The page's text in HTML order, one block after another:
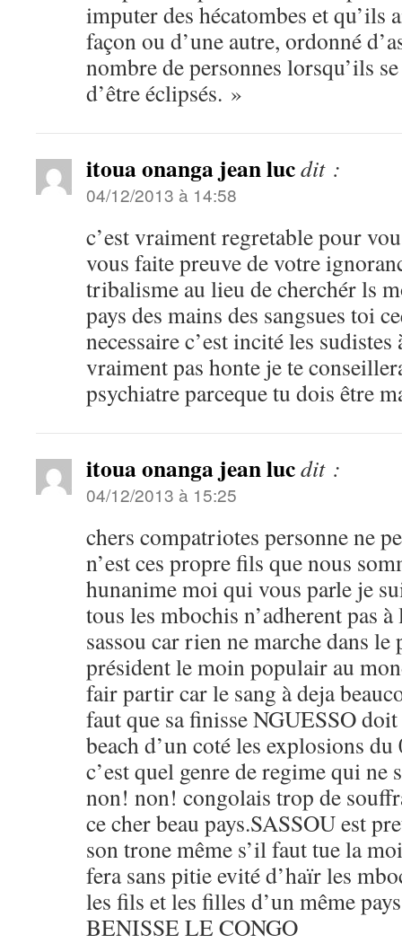
imputer des hécatombes et qu’ils
façon ou d’une autre, ordonné
nombre de personnes lorsqu’ils
d’être éclipsés. »
itoua onanga jean lucdit :
04/12/2013 à 14:58
c’est vraiment regretable pour
vous faite preuve de votre
tribalisme au lieu de cherchér ls
pays des mains des sangsues toi
necessaire c’est incité les sudistes
vraiment pas honte je te
psychiatre parceque tu dois être
itoua onanga jean lucdit :
04/12/2013 à 15:25
chers compatriotes personne ne
n’est ces propre fils que nous
hunanime moi qui vous parle je
tous les mbochis n’adherent pas
sassou car rien ne marche dans le
président le moin populair au
fair partir car le sang à deja
faut que sa finisse NGUESSO
beach d’un coté les explosions du
c’est quel genre de regime qui ne
non! non! congolais trop de
ce cher beau pays.SASSOU est
son trone même s’il faut tue la
fera sans pitie evité d’haïr les
les fils et les filles d’un même
BENISSE LE CONGO